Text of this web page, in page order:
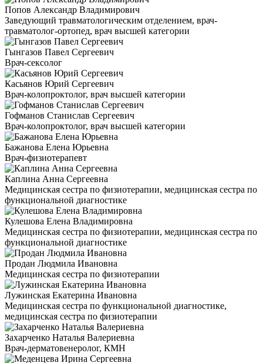
Попов Александр Владимирович
Заведующий травматологическим отделением, врач-
травматолог-ортопед, врач высшей категории
Гынгазов Павел Сергеевич
Врач-сексолог
Касьянов Юрий Сергеевич
Врач-колопроктолог, врач высшей категории
Гофманов Станислав Сергеевич
Врач-колопроктолог, врач высшей категории
Бажанова Елена Юрьевна
Врач-физиотерапевт
Каплина Анна Сергеевна
Медицинская сестра по физиотерапии, медицинская сестра по
функциональной диагностике
Кулешова Елена Владимировна
Медицинская сестра по физиотерапии, медицинская сестра по
функциональной диагностике
Продан Людмила Ивановна
Медицинская сестра по физиотерапии
Лужинская Екатерина Ивановна
Медицинская сестра по функциональной диагностике,
медицинская сестра по физиотерапии
Захарченко Наталья Валериевна
Врач-дерматовенеролог, КМН